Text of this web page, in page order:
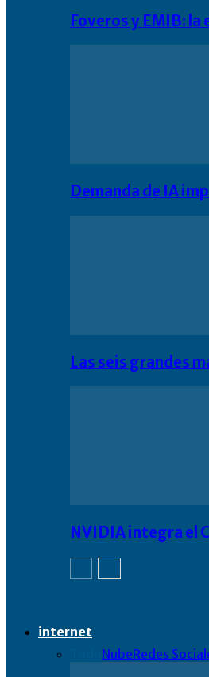
Foveros y EMIB:
Demanda de IA
Las seis grandes
NVIDIA integra el
internet
NubeRedes